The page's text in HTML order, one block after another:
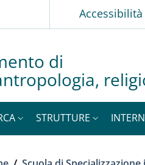
Accessibilità
di
STRUTTURE